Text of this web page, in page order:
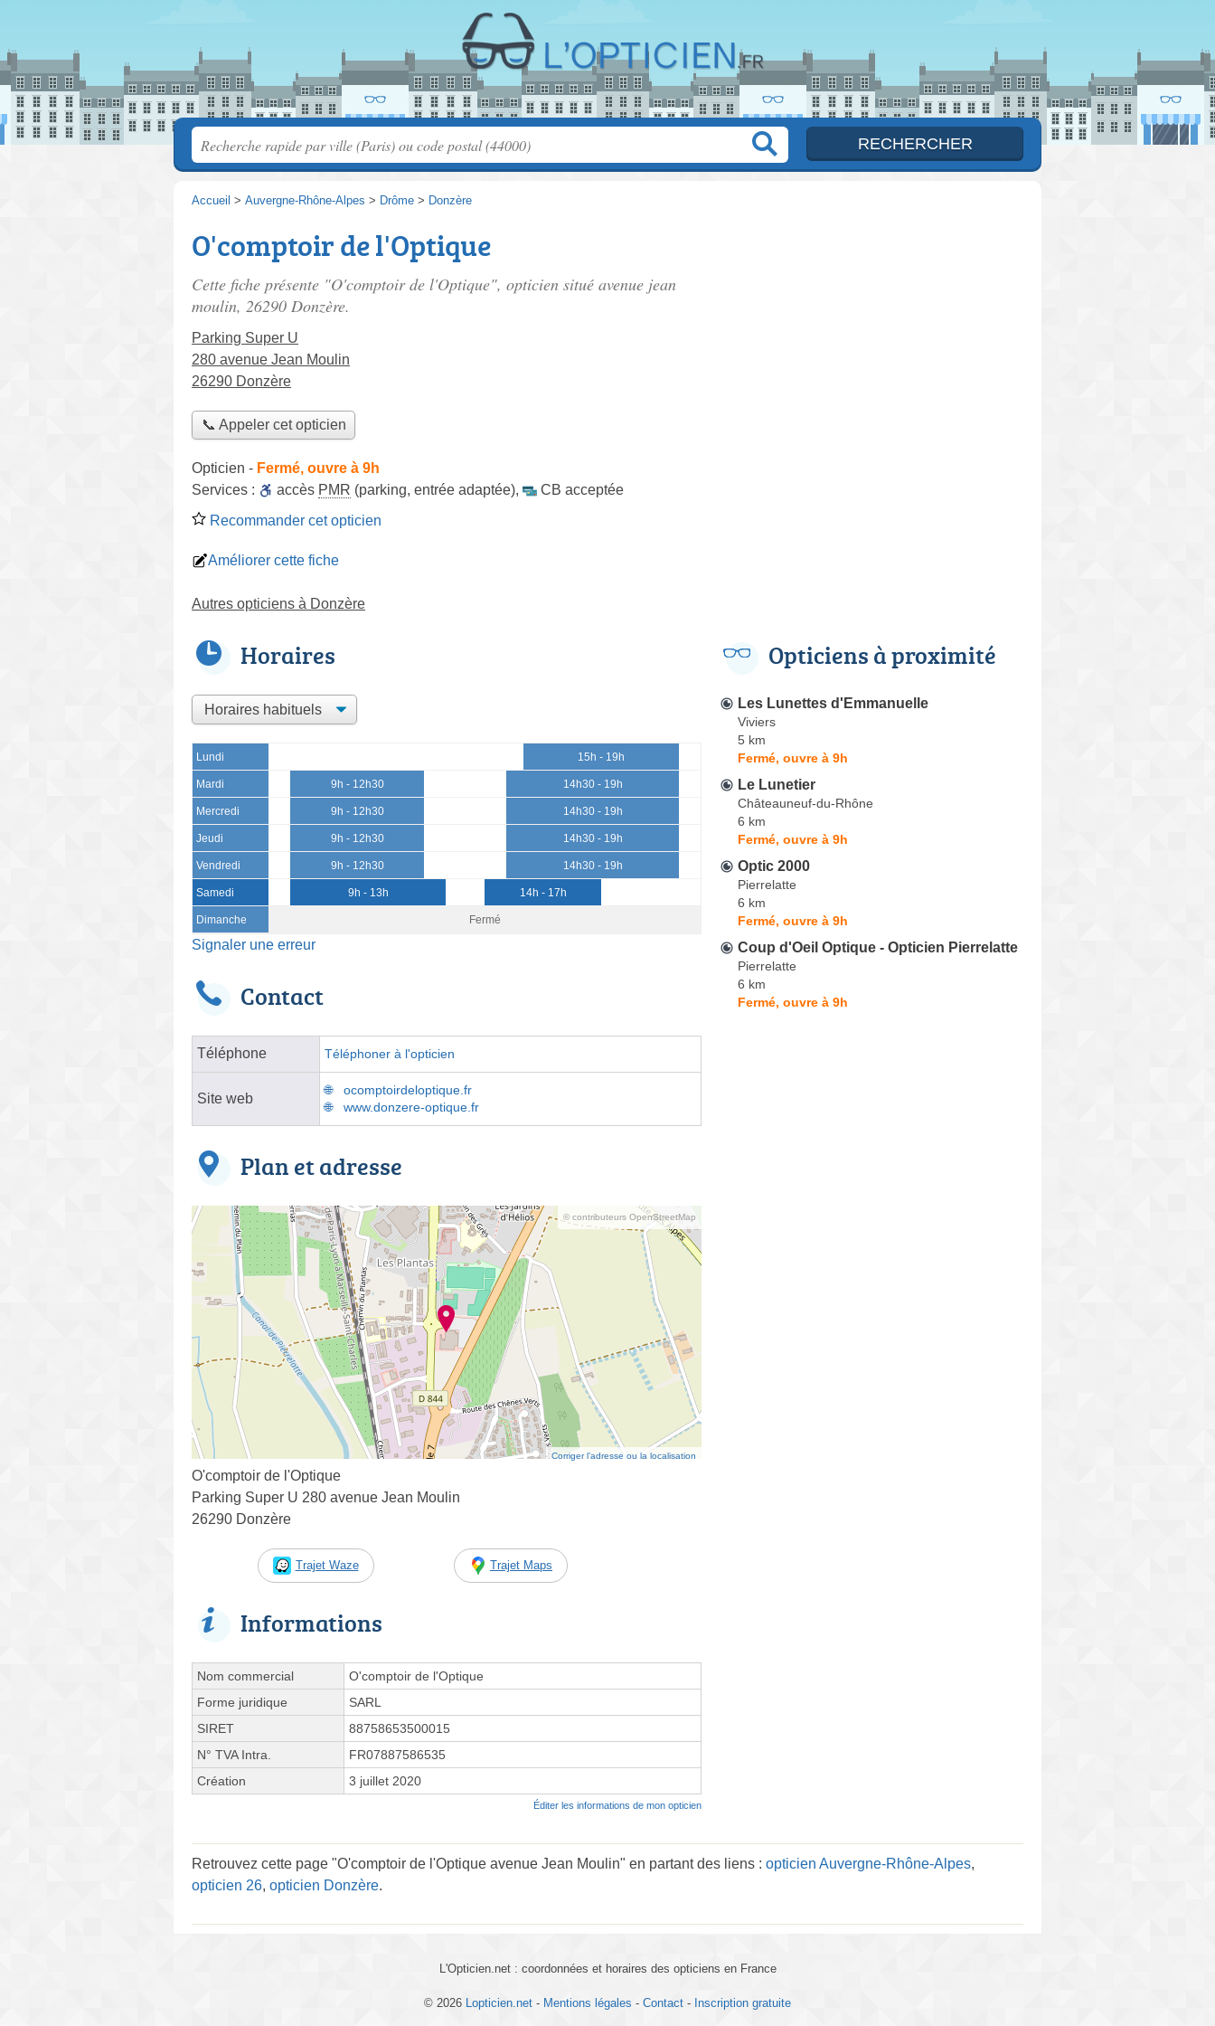
Accueil > Auvergne-Rhône-Alpes > Drôme > Donzère
O'comptoir de l'Optique
Cette fiche présente "O'comptoir de l'Optique", opticien situé avenue jean
moulin, 26290 Donzère.
Parking Super U
280 avenue Jean Moulin
26290 Donzère
📞 Appeler cet opticien
Opticien - Fermé, ouvre à 9h
Services :
accès PMR (parking, entrée adaptée),
CB acceptée
Recommander cet opticien
Améliorer cette fiche
Autres opticiens à Donzère
Horaires
Lundi 15h - 19h
Mardi 9h - 12h30 14h30 - 19h
Mercredi 9h - 12h30 14h30 - 19h
Jeudi 9h - 12h30 14h30 - 19h
Vendredi 9h - 12h30 14h30 - 19h
Samedi 9h - 13h 14h - 17h
Dimanche Fermé
Signaler une erreur
Contact
Téléphone Téléphoner à l'opticien
Site web
ocomptoirdeloptique.fr
www.donzere-optique.fr
Plan et adresse
© contributeurs OpenStreetMap
Corriger l’adresse ou la localisation
O'comptoir de l'Optique
Parking Super U 280 avenue Jean Moulin
26290 Donzère
Trajet Waze Trajet Maps
Informations
Nom commercial
O'comptoir de l'Optique
Forme juridique
SARL
SIRET
88758653500015
N° TVA Intra.
FR07887586535
Création
3 juillet 2020
Éditer les informations de mon opticien
Opticiens à proximité
Les Lunettes d'Emmanuelle
Viviers
5 km
Fermé, ouvre à 9h
Le Lunetier
Châteauneuf-du-Rhône
6 km
Fermé, ouvre à 9h
Optic 2000
Pierrelatte
6 km
Fermé, ouvre à 9h
Coup d'Oeil Optique - Opticien Pierrelatte
Pierrelatte
6 km
Fermé, ouvre à 9h
Retrouvez cette page "O'comptoir de l'Optique avenue Jean Moulin" en partant des liens : opticien Auvergne-Rhône-Alpes,
opticien 26, opticien Donzère.
L'Opticien.net : coordonnées et horaires des opticiens en France
© 2026 Lopticien.net - Mentions légales - Contact - Inscription gratuite